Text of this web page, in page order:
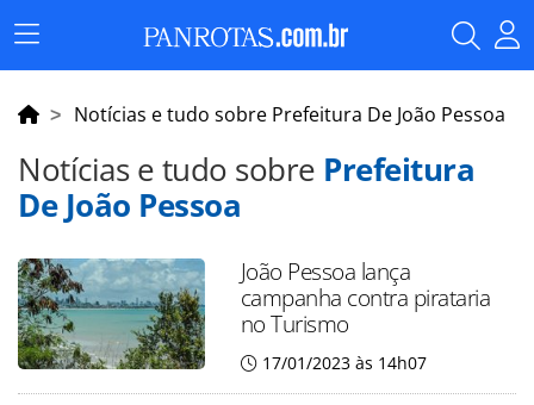
Menu
Principal
Notícias e tudo sobre Prefeitura De João Pessoa
Notícias e tudo sobre Prefeitura
De João Pessoa
João Pessoa lança
campanha contra pirataria
no Turismo
17/01/2023 às 14h07